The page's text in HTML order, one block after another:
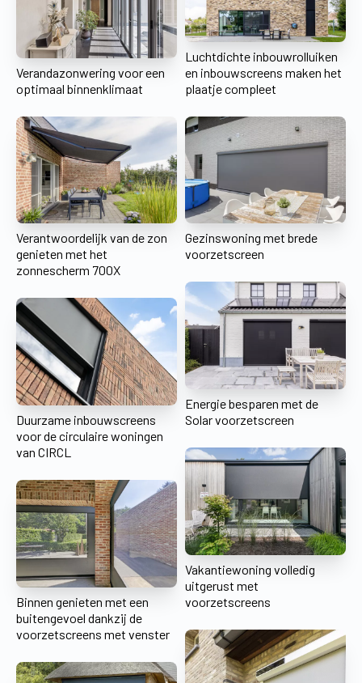
Verandazonwering voor een
optimaal binnenklimaat
Verantwoordelijk van de zon
genieten met het
zonnescherm 700X
Duurzame inbouwscreens
voor de circulaire woningen
van CIRCL
Binnen genieten met een
buitengevoel dankzij de
voorzetscreens met venster
Luchtdichte inbouwrolluiken
en inbouwscreens maken het
plaatje compleet
Gezinswoning met brede
voorzetscreen
Energie besparen met de
Solar voorzetscreen
Vakantiewoning volledig
uitgerust met
voorzetscreens